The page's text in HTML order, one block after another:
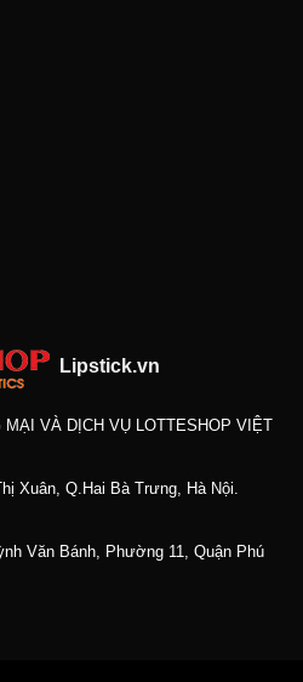
Lipstick.vn
VÀ DỊCH VỤ LOTTESHOP VIỆT
Xuân, Q.Hai Bà Trưng, Hà Nội.
Văn Bánh, Phường 11, Quận Phú